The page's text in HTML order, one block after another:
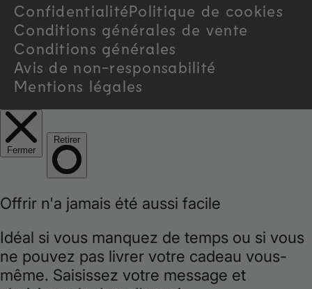
y
/
r
e
g
n
ConfidentialitéPolitique de cookies
Conditions générales de vente
Conditions générales
Avis de non-responsabilité
Mentions légales